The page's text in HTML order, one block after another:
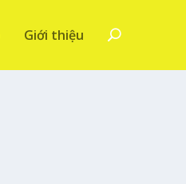
Giới thiệu